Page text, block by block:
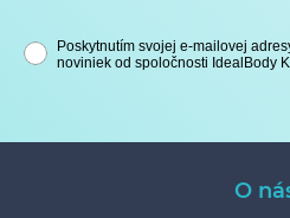
Poskytnutím svojej e-mailovej
noviniek od spoločnosti IdealBody
O